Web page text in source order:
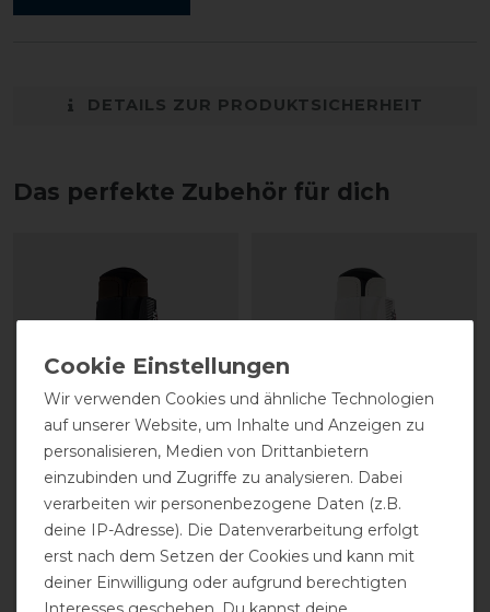
DETAILS ZUR PRODUKTSICHERHEIT
Das perfekte Zubehör für dich
Eskadron Basics
Pikosoft-Boots
Gamaschen vorne
Eskadron Basics
Pikosoft-Boots
Gamaschen vorne
69,95 € *
Wir verwenden Cookies und ähnliche Technologien
auf unserer Website, um Inhalte und Anzeigen zu
personalisieren, Medien von Drittanbietern
einzubinden und Zugriffe zu analysieren. Dabei
verarbeiten wir personenbezogene Daten (z.B.
deine IP-Adresse). Die Datenverarbeitung erfolgt
erst nach dem Setzen der Cookies und kann mit
deiner Einwilligung oder aufgrund berechtigten